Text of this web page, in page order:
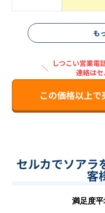
も
＼ しつこい営業電
連絡は
この価格以上
セルカでソアラ
客
満足度